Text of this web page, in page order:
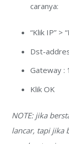
caranya:
“Klik IP” >
Dst-
Gateway :
Klik OK
NOTE: jika
lancar, tapi jika